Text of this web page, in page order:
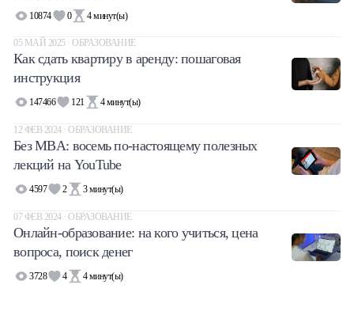
10874 0 4минут(ы)
05 МАЙ 2025 · ОБРАЗОВАНИЕ
Как сдать квартиру в аренду: пошаговая
инструкция
147466 121 4минут(ы)
12 ФЕВ 2024 · ОБРАЗОВАНИЕ
Без MBA: восемь по-настоящему полезных
лекций на YouTube
4597 2 3 минут(ы)
07 ФЕВ 2024 · ОБРАЗОВАНИЕ
Онлайн-образование: на кого учиться, цена
вопроса, поиск денег
3728 4 4 минут(ы)